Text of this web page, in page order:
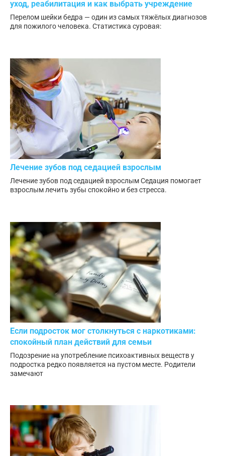
уход, реабилитация и как выбрать учреждение
Перелом шейки бедра — один из самых тяжёлых диагнозов
для пожилого человека. Статистика суровая:
Лечение зубов под седацией взрослым
Лечение зубов под седацией взрослым Седация помогает
взрослым лечить зубы спокойно и без стресса.
Если подросток мог столкнуться с наркотиками:
спокойный план действий для семьи
Подозрение на употребление психоактивных веществ у
подростка редко появляется на пустом месте. Родители
замечают